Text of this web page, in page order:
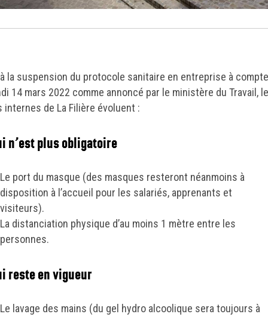
la suspension du protocole sanitaire en entreprise à
14 mars 2022 comme annoncé par le ministère du Travail,
internes de La Filière évoluent :
n’est plus obligatoire
Le port du masque (des masques resteront néanmoins à
disposition à l’accueil pour les salariés, apprenants et
visiteurs).
La distanciation physique d’au moins 1 mètre entre les
personnes.
reste en vigueur
Le lavage des mains (du gel hydro alcoolique sera toujours à